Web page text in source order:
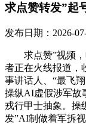
求点赞转发”起
发布日期：2026-
求点赞”视频，
者正在火线报道，
事讲话人、“最飞
操纵AI虚假涉军故
戎行甲士抽象。操
发”AI制做着军拆